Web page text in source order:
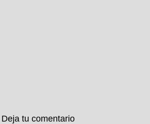
Deja tu comentario